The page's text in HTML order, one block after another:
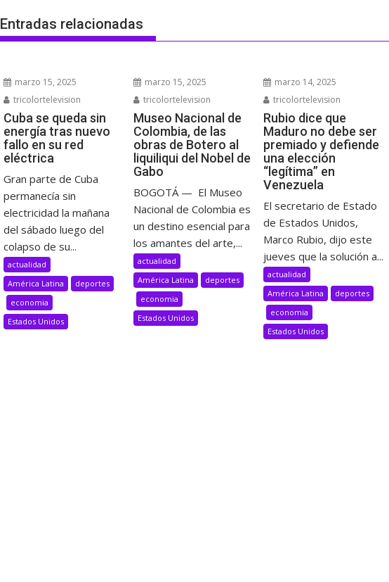
Entradas relacionadas
marzo 15, 2025
tricolortelevision
Cuba se queda sin
energía tras nuevo
fallo en su red
eléctrica
Gran parte de Cuba
permanecía sin
electricidad la mañana
del sábado luego del
colapso de su...
actualidad
América Latina
deportes
economia
Estados Unidos
marzo 15, 2025
tricolortelevision
Museo Nacional de
Colombia, de las
obras de Botero al
liquiliqui del Nobel de
Gabo
BOGOTÁ — El Museo
Nacional de Colombia es
un destino esencial para
los amantes del arte,...
actualidad
América Latina
deportes
economia
Estados Unidos
marzo 14, 2025
tricolortelevision
Rubio dice que
Maduro no debe ser
premiado y defiende
una elección
“legítima” en
Venezuela
El secretario de Estado
de Estados Unidos,
Marco Rubio, dijo este
jueves que la solución a...
actualidad
América Latina
deportes
economia
Estados Unidos